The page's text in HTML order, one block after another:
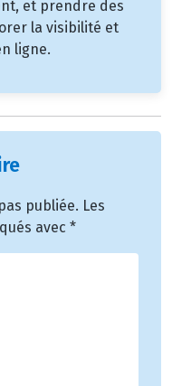
et prendre des
la visibilité et
ligne.
publiée. Les
avec *